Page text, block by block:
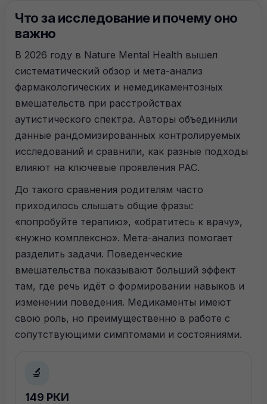
Что за исследование и почему оно
важно
В 2026 году в Nature Mental Health вышел
систематический обзор и мета-анализ
фармакологических и немедикаментозных
вмешательств при расстройствах
аутистического спектра. Авторы объединили
данные рандомизированных контролируемых
исследований и сравнили, как разные подходы
влияют на ключевые проявления РАС.
До такого сравнения родителям часто
приходилось слышать общие фразы:
«попробуйте терапию», «обратитесь к врачу»,
«нужно комплексно». Мета-анализ помогает
разделить задачи. Поведенческие
вмешательства показывают больший эффект
там, где речь идёт о формировании навыков и
изменении поведения. Медикаменты имеют
свою роль, но преимущественно в работе с
сопутствующими симптомами и состояниями.
🔬
149 РКИ